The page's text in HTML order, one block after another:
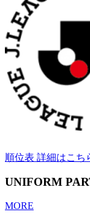
順位表 詳細はこち
UNIFORM
MORE